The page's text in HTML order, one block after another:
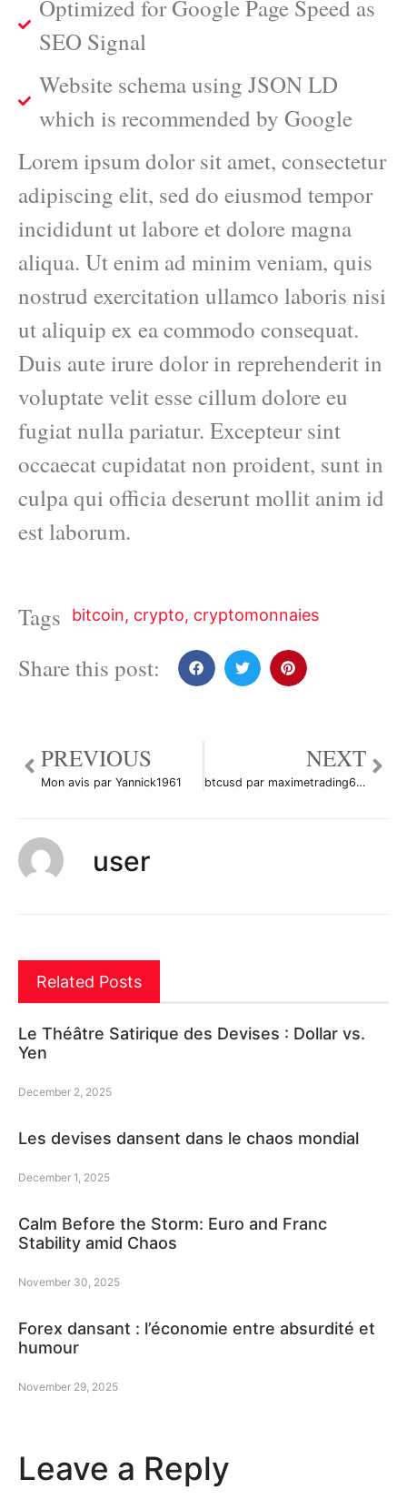
Optimized for Google Page Speed as
SEO Signal
Website schema using JSON LD
which is recommended by Google
Lorem ipsum dolor sit amet, consectetur
adipiscing elit, sed do eiusmod tempor
incididunt ut labore et dolore magna
aliqua. Ut enim ad minim veniam, quis
nostrud exercitation ullamco laboris nisi
ut aliquip ex ea commodo consequat.
Duis aute irure dolor in reprehenderit in
voluptate velit esse cillum dolore eu
fugiat nulla pariatur. Excepteur sint
occaecat cupidatat non proident, sunt in
culpa qui officia deserunt mollit anim id
est laborum.
Tags bitcoin, crypto, cryptomonnaies
Share this post:
PREVIOUS
Mon avis par Yannick1961
NEXT
btcusd par maximetrading690
user
Related Posts
Le Théâtre Satirique des Devises : Dollar vs.
Yen
December 2, 2025
Les devises dansent dans le chaos mondial
December 1, 2025
Calm Before the Storm: Euro and Franc
Stability amid Chaos
November 30, 2025
Forex dansant : l’économie entre absurdité et
humour
November 29, 2025
Leave a Reply